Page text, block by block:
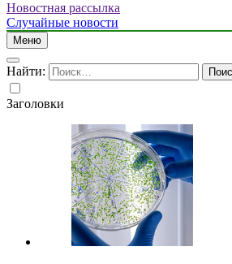
Новостная рассылка
Случайные новости
Меню
Найти:
Заголовки